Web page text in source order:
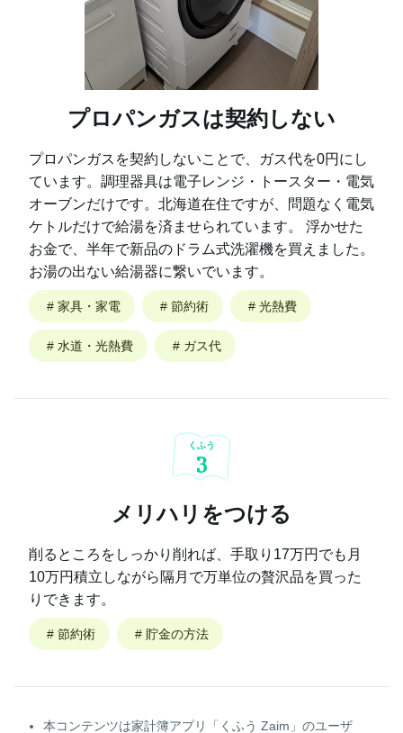
プロパンガスは契約しない
プロパンガスを契約しないことで、ガス代を0円にし
ています。調理器具は電子レンジ・トースター・電気
オーブンだけです。北海道在住ですが、問題なく電気
ケトルだけで給湯を済ませられています。 浮かせた
お金で、半年で新品のドラム式洗濯機を買えました。
お湯の出ない給湯器に繋いでいます。
# 家具・家電 # 節約術 # 光熱費
# 水道・光熱費 # ガス代
くふう
3
メリハリをつける
削るところをしっかり削れば、手取り17万円でも月
10万円積立しながら隔月で万単位の贅沢品を買った
りできます。
# 節約術 # 貯金の方法
本コンテンツは家計簿アプリ「くふう Zaim」のユーザ